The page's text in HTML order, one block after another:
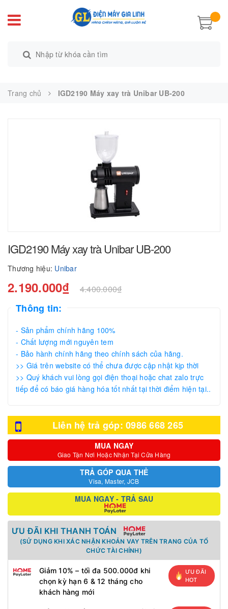
Trang chủ IGD2190 Máy xay trà Unibar UB-200
IGD2190 Máy xay trà Unibar UB-200
Thương hiệu: Unibar
2.190.000₫ 4.400.000₫
Thông tin:
- Sản phẩm chính hãng 100%
- Chất lượng mới nguyên tem
- Bảo hành chính hãng theo chính sách của hãng.
>> Giá trên website có thể chưa được cập nhật kịp thời
>> Quý khách vui lòng gọi điện thoại hoặc chat zalo trực
tiếp để có báo giá hàng hóa tốt nhất tại thời điểm hiện tại..
Liên hệ trả góp: 0986 668 265
MUA NGAY
Giao Tận Nơi Hoặc Nhận Tại Cửa Hàng
TRẢ GÓP QUA THẺ
Visa, Master, JCB
MUA NGAY - TRẢ SAU
ƯU ĐÃI KHI THANH TOÁN
(SỬ DỤNG KHI XÁC NHẬN KHOẢN VAY TRÊN TRANG CỦA TỔ
CHỨC TÀI CHÍNH)
Giảm 10% – tối đa 500.000đ khi
chọn kỳ hạn 6 & 12 tháng cho
khách hàng mới
ƯU ĐÃI
HOT